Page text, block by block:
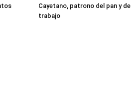
Cayetano, patrono del pan y del
trabajo